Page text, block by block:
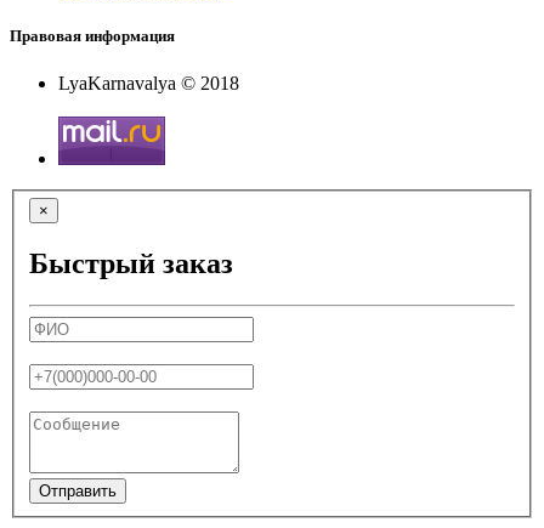
Правовая информация
LyaKarnavalya © 2018
×
Быстрый заказ
Отправить